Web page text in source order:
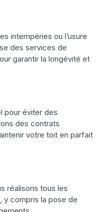
intempéries ou l’usure
des services de
garantir la longévité et
pour éviter des
des contrats
votre toit en parfait
réalisons tous les
y compris la pose de